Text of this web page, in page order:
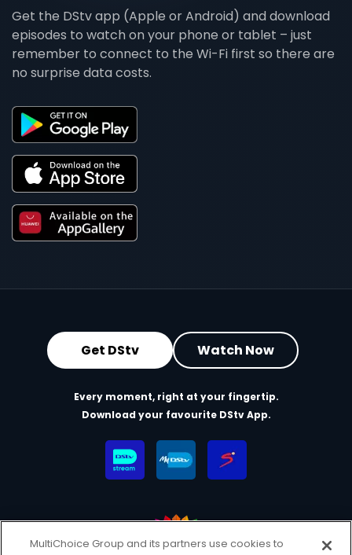
Get the DStv app (Apple or Android) and download
episodes to watch on your phone or tablet – just
remember to connect to the Wi-Fi first so there are
no surprise data costs.
Get DStv Watch Now
Every moment, right at your fingertip.
Download your favourite DStv App.
MultiChoice Group and its partners use cookies to